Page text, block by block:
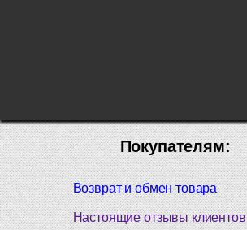
Покупателям:
Возврат и обмен товара
Настоящие отзывы клиентов